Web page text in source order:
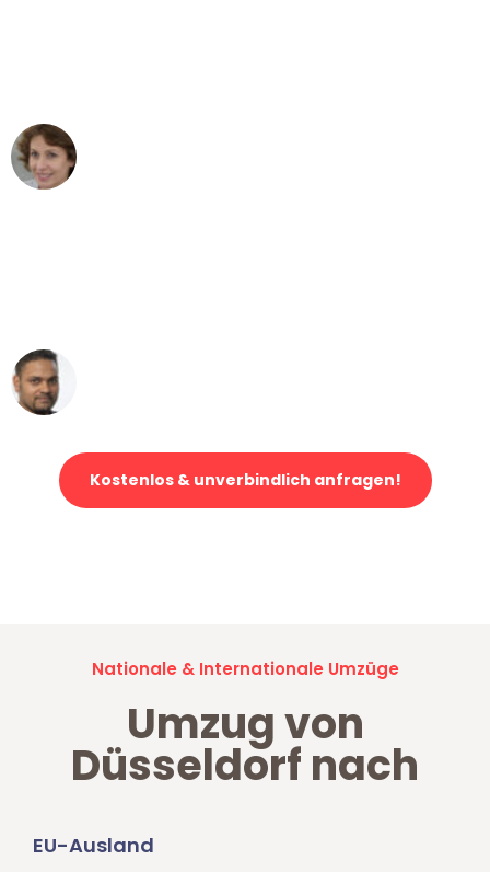
Kostenlos & unverbindlich anfragen!
Nationale & Internationale Umzüge
Umzug von
Düsseldorf nach
EU-Ausland